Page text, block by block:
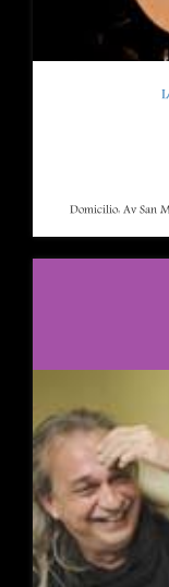
Domicilio: Av San